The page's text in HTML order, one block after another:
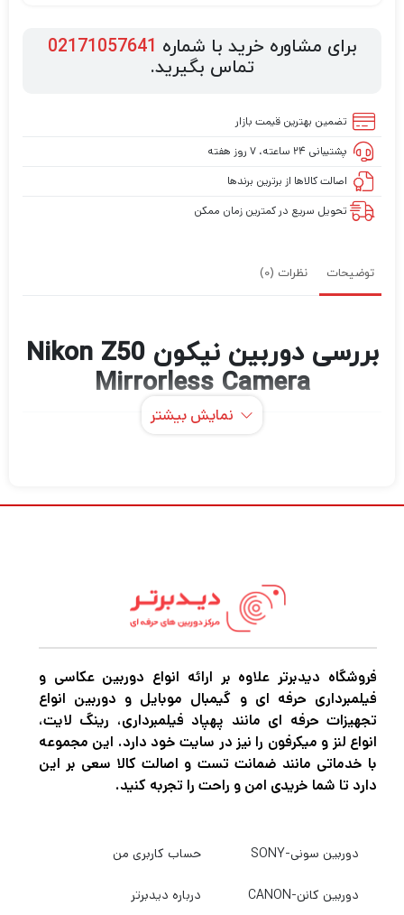
برای مشاوره خرید با شماره 02171057641
تماس بگیرید.
تضمین بهترین قیمت بازار
پشتیبانی ۲۴ ساعته، ۷ روز هفته
اصالت کالاها از برترین برندها
تحویل سریع در کمترین زمان ممکن
توضیحات نظرات (0)
بررسی دوربین نیکون Nikon Z50
Mirrorless Camera
اگر میخواهید بهترین دوربین عکاسی و
فیلمبرداری، پهپاد فیلمبرداری، گیمبال دوربین
،گیمبال موبایل و هر نوع تجهیزات آتلیه را با
بهترین کیفیت و قیمت خریداری کنید به دیدبرتر
سربزنید.
نمایش بیشتر
فروشگاه دیدبرتر علاوه بر ارائه انواع دوربین عکاسی و
فیلمبرداری حرفه ای و گیمبال موبایل و دوربین انواع
تجهیزات حرفه ای مانند پهپاد فیلمبرداری، رینگ لایت،
انواع لنز و میکرفون را نیز در سایت خود دارد. این مجموعه
با خدماتی مانند ضمانت تست و اصالت کالا سعی بر این
دارد تا شما خریدی امن و راحت را تجربه کنید.
دوربین سونی-SONY
دوربین کانن-CANON
حساب کاربری من
درباره دیدبرتر